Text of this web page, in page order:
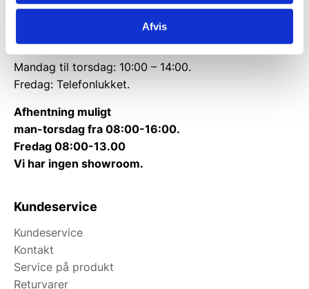
Afvis
Tlf.71 99 30 98
Kontakt@wallshop.dk
Mandag til torsdag: 10:00 – 14:00.
Fredag: Telefonlukket.
Afhentning muligt
man-torsdag fra 08:00-16:00.
Fredag 08:00-13.00
Vi har ingen showroom.
Kundeservice
Kundeservice
Kontakt
Service på produkt
Returvarer